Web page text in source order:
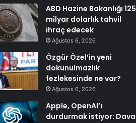
ABD Hazine Bakanlığı 125
milyar dolarlık tahvil
ihraç edecek
Ağustos 6, 2026
Özgür Özel’in yeni
dokunulmazlık
fezlekesinde ne var?
Ağustos 6, 2026
Apple, OpenAI’ı
durdurmak istiyor: Dava